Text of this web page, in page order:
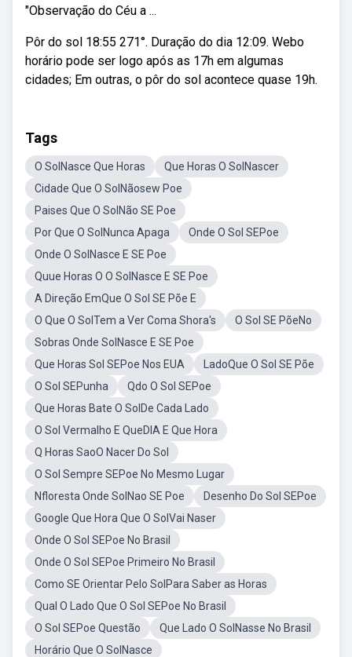
"Observação do Céu a ...
Pôr do sol 18:55 271°. Duração do dia 12:09. Webo
horário pode ser logo após as 17h em algumas
cidades; Em outras, o pôr do sol acontece quase 19h.
Tags
O SolNasce Que Horas
Que Horas O SolNascer
Cidade Que O SolNãosew Poe
Paises Que O SolNão SE Poe
Por Que O SolNunca Apaga
Onde O Sol SEPoe
Onde O SolNasce E SE Poe
Quue Horas O O SolNasce E SE Poe
A Direção EmQue O Sol SE Põe E
O Que O SolTem a Ver Coma Shora's
O Sol SE PõeNo
Sobras Onde SolNasce E SE Poe
Que Horas Sol SEPoe Nos EUA
LadoQue O Sol SE Põe
O Sol SEPunha
Qdo O Sol SEPoe
Que Horas Bate O SolDe Cada Lado
O Sol Vermalho E QueDIA E Que Hora
Q Horas SaoO Nacer Do Sol
O Sol Sempre SEPoe No Mesmo Lugar
Nfloresta Onde SolNao SE Poe
Desenho Do Sol SEPoe
Google Que Hora Que O SolVai Naser
Onde O Sol SEPoe No Brasil
Onde O Sol SEPoe Primeiro No Brasil
Como SE Orientar Pelo SolPara Saber as Horas
Qual O Lado Que O Sol SEPoe No Brasil
O Sol SEPoe Questão
Que Lado O SolNasse No Brasil
Horário Que O SolNasce